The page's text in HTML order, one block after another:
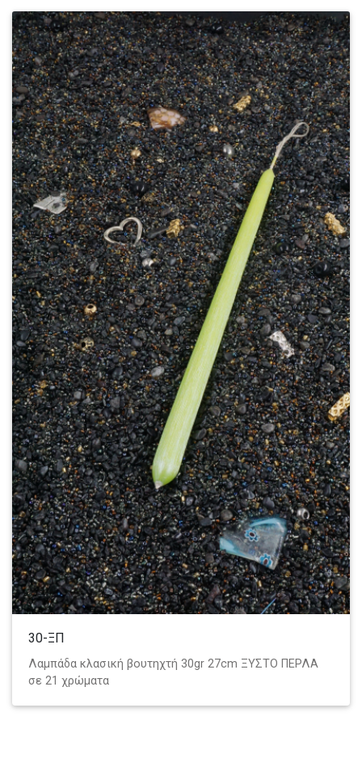
30-ΞΠ
Λαμπάδα κλασική βουτηχτή 30gr 27cm ΞΥΣΤΟ ΠΕΡΛΑ
σε 21 χρώματα